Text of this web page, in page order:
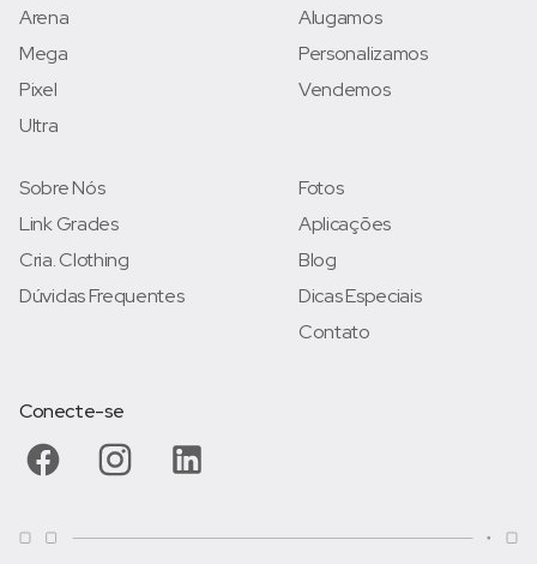
Arena
Mega
Pixel
Ultra
Alugamos
Personalizamos
Vendemos
Sobre Nós
Link Grades
Cria. Clothing
Dúvidas Frequentes
Fotos
Aplicações
Blog
Dicas Especiais
Contato
Conecte-se